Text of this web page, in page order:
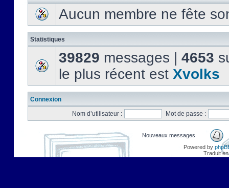
Aucun membre ne fête
Statistiques
39829 messages | 4653
le plus récent est Xvolks
Connexion
Nom d’utilisateur :
Mot de passe :
Nouveaux messages
Powered by
Traduit